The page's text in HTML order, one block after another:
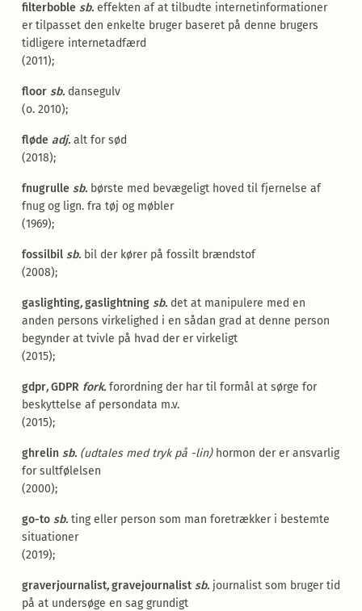
filterboble sb. effekten af at tilbudte internetinformationer
er tilpasset den enkelte bruger baseret på denne brugers
tidligere internetadfærd
(2011);
floor sb. dansegulv
(o. 2010);
fløde adj. alt for sød
(2018);
fnugrulle sb. børste med bevægeligt hoved til fjernelse af
fnug og lign. fra tøj og møbler
(1969);
fossilbil sb.bil der kører på fossilt brændstof
(2008);
gaslighting,gaslightning sb. det at manipulere med en
anden persons virkelighed i en sådan grad at denne person
begynder at tvivle på hvad der er virkeligt
(2015);
gdpr,GDPR fork.forordning der har til formål at sørge for
beskyttelse af persondata m.v.
(2015);
ghrelin sb.(udtales med tryk på -lin) hormon der er ansvarlig
for sultfølelsen
(2000);
go-to sb. ting eller person som man foretrækker i bestemte
situationer
(2019);
graverjournalist,gravejournalist sb. journalist som bruger tid
på at undersøge en sag grundigt